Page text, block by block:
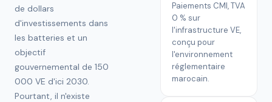
de dollars
d'investissements dans
les batteries et un
objectif
gouvernemental de 150
000 VE d'ici 2030.
Pourtant, il n'existe
Paiements CMI, TVA
0 % sur
l'infrastructure VE,
conçu pour
l'environnement
réglementaire
marocain.